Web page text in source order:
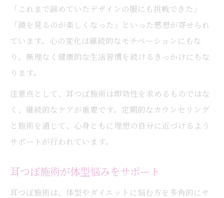
耳つぼ装着期間や正しい使い方とは
耳つぼ施術のメリットとリスク解説
耳つぼ体験時に気を付けたいポイント
耳つぼで起こりやすい変化と対策法
「これまで諦めていたデザインの服にも挑戦できた」
「鏡を見るのが楽しくなった」といった感想が寄せられ
ています。心の変化は継続的なモチベーションにもな
り、無理なく健康的な生活習慣を続けるきっかけにもな
ります。
注意点として、耳つぼ施術は即効性を求めるものではな
く、継続的なケアが重要です。定期的なカウンセリング
と施術を通じて、心身ともに理想の自分に近づけるよう
サポートが行われています。
耳つぼ施術が体型悩みをサポート
耳つぼ施術は、体型やダイエットに悩む方を多角的にサ